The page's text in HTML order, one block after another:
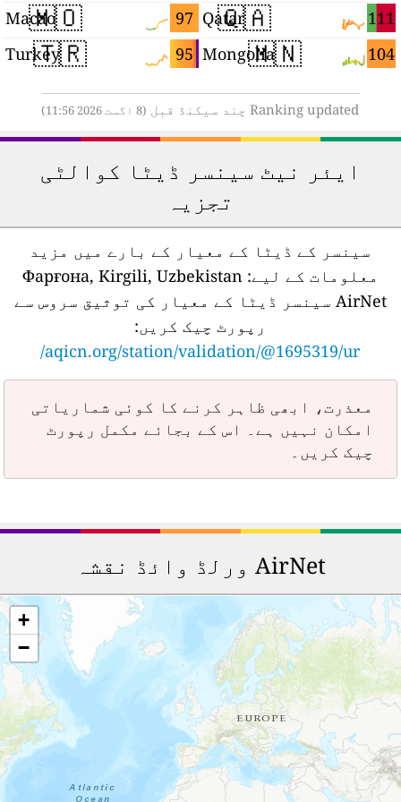
🇶🇦 111
Qatar
🇲🇳 104
Mongolia
🇲🇴 97
Macao
🇹🇷 95
Turkey
Ranking updated چند سیکنڈ قبل (8 اگست 2026 11:56)
ایئر نیٹ سینسر ڈیٹا کوالٹی
تجزیہ
سینسر کے ڈیٹا کے معیار کے بارے میں مزید
معلومات کے لیے:Фарғона, Kirgili, Uzbekistan
AirNet سینسر ڈیٹا کے معیار کی توثیق سروس سے
رپورٹ چیک کریں:
aqicn.org/station/validation/@1695319/ur/
معذرت، ابھی ظاہر کرنے کا کوئی شماریاتی
امکان نہیں ہے۔ اس کے بجائے مکمل رپورٹ
چیک کریں۔
AirNet ورلڈ وائڈ نقشہ
+
−